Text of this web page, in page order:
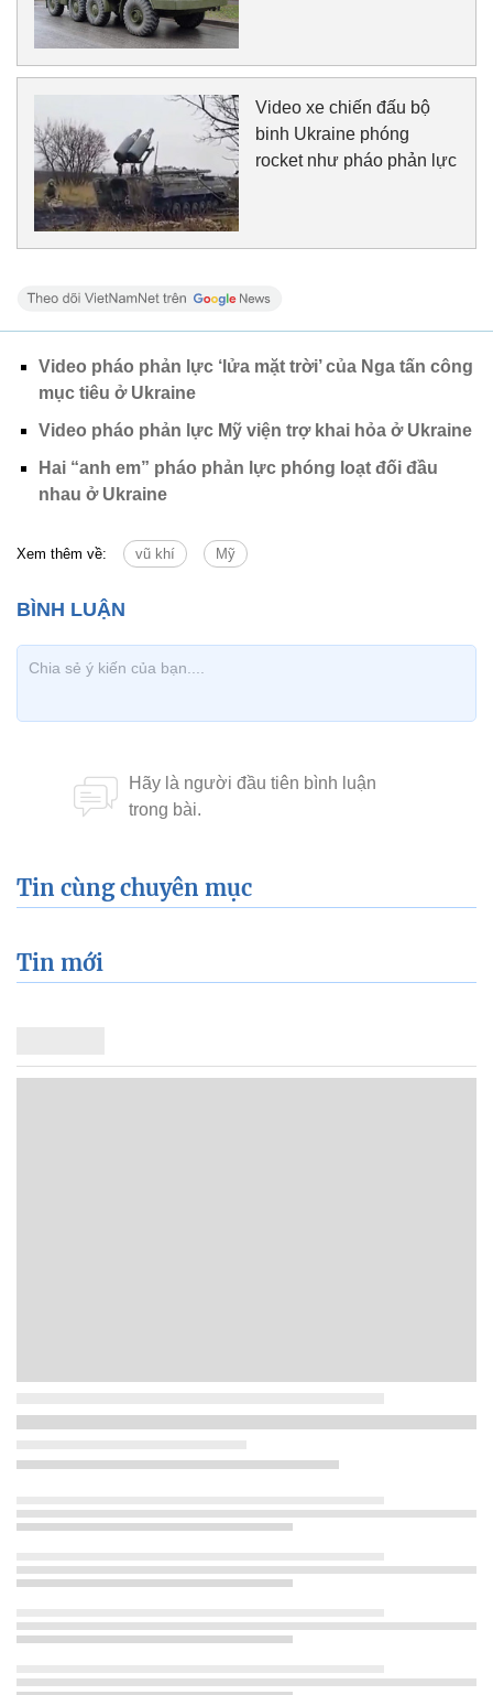
Video xe chiến đấu bộ
binh Ukraine phóng
rocket như pháo phản lực
Video pháo phản lực ‘lửa mặt trời’ của Nga tấn công
mục tiêu ở Ukraine
Video pháo phản lực Mỹ viện trợ khai hỏa ở Ukraine
Hai “anh em” pháo phản lực phóng loạt đối đầu
nhau ở Ukraine
Xem thêm về: vũ khí Mỹ
Tin cùng chuyên mục
Tin mới